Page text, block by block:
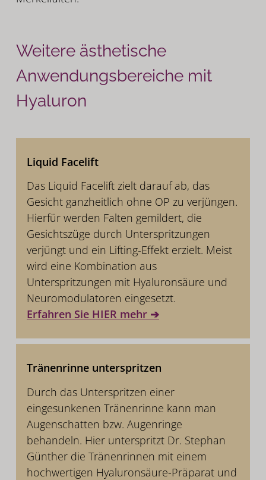
Weitere ästhetische
Anwendungsbereiche mit
Hyaluron
Liquid Facelift
Das Liquid Facelift zielt darauf ab, das
Gesicht ganzheitlich ohne OP zu verjüngen.
Hierfür werden Falten gemildert, die
Gesichtszüge durch Unterspritzungen
verjüngt und ein Lifting-Effekt erzielt. Meist
wird eine Kombination aus
Unterspritzungen mit Hyaluronsäure und
Neuromodulatoren eingesetzt.
Erfahren Sie HIER mehr ➔
Tränenrinne unterspritzen
Durch das Unterspritzen einer
eingesunkenen Tränenrinne kann man
Augenschatten bzw. Augenringe
behandeln. Hier unterspritzt Dr. Stephan
Günther die Tränenrinnen mit einem
hochwertigen Hyaluronsäure-Präparat und